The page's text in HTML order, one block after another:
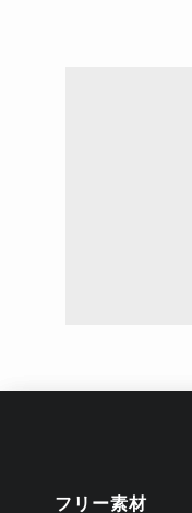
フリー素材